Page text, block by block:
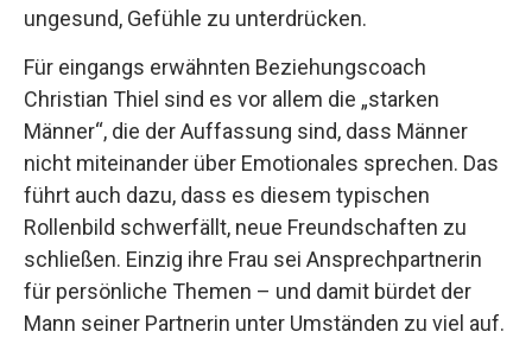
ungesund, Gefühle zu unterdrücken.
Für eingangs erwähnten Beziehungscoach
Christian Thiel sind es vor allem die „starken
Männer“, die der Auffassung sind, dass Männer
nicht miteinander über Emotionales sprechen. Das
führt auch dazu, dass es diesem typischen
Rollenbild schwerfällt, neue Freundschaften zu
schließen. Einzig ihre Frau sei Ansprechpartnerin
für persönliche Themen – und damit bürdet der
Mann seiner Partnerin unter Umständen zu viel auf.